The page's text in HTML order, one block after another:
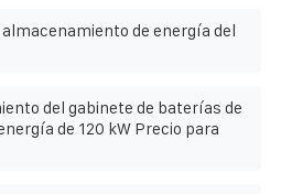
almacenamiento de energía del
del gabinete de baterías de
de 120 kW Precio para